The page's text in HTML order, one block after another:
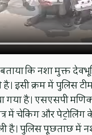
कि नशा मुक्त
है। इसी क्रम में पुलिस
गया है। एसएसपी
में चेकिंग और
है। पुलिस पूछताछ में